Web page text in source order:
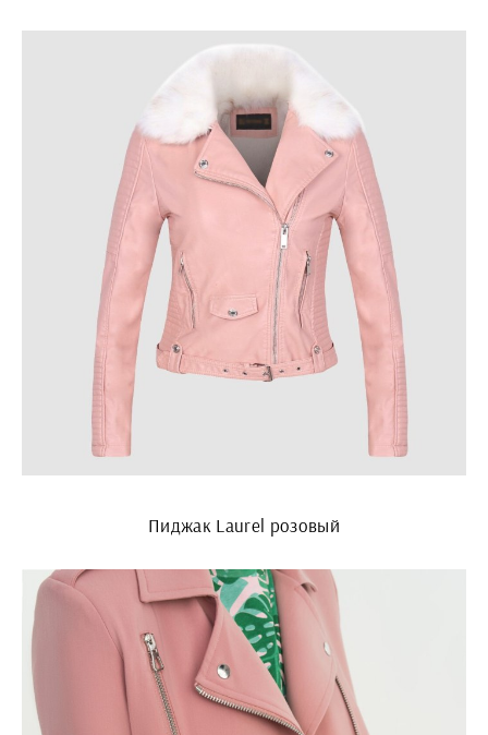
Пиджак Laurel розовый